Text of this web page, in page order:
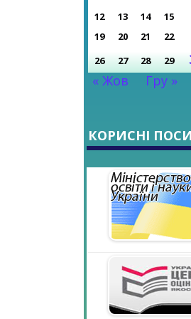
12
13 14 15
19
20 21 22
26
27 28 29
« Жов
Гру »
КОРИСНІ